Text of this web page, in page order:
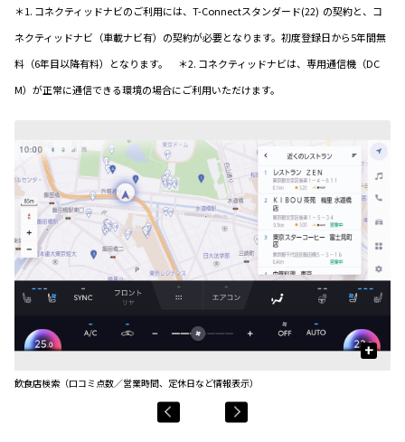
＊1. コネクティッドナビのご利用には、T-Connectスタンダード(22) の契約と、コ
ネクティッドナビ（車載ナビ有）の契約が必要となります。初度登録日から5年間無
料（6年目以降有料）となります。 ＊2. コネクティッドナビは、専用通信機（DC
M）が正常に通信できる環境の場合にご利用いただけます。
+
飲食店検索（口コミ点数／営業時間、定休日など情報表示）